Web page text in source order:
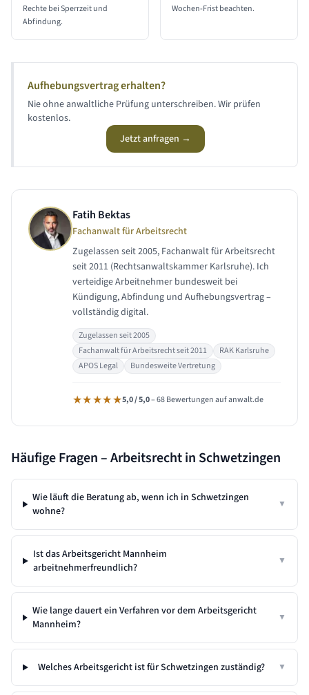
Rechte bei Sperrzeit und
Abfindung.
Wochen-Frist beachten.
Aufhebungsvertrag erhalten?
Nie ohne anwaltliche Prüfung unterschreiben. Wir prüfen
kostenlos.
Jetzt anfragen →
Fatih Bektas
Fachanwalt für Arbeitsrecht
Zugelassen seit 2005, Fachanwalt für Arbeitsrecht
seit 2011 (Rechtsanwaltskammer Karlsruhe). Ich
verteidige Arbeitnehmer bundesweit bei
Kündigung, Abfindung und Aufhebungsvertrag –
vollständig digital.
Zugelassen seit 2005
Fachanwalt für Arbeitsrecht seit 2011
RAK Karlsruhe
APOS Legal
Bundesweite Vertretung
★★★★★5,0 / 5,0– 68 Bewertungen auf anwalt.de
Häufige Fragen – Arbeitsrecht in Schwetzingen
Wie läuft die Beratung ab, wenn ich in Schwetzingen
wohne?
▼
Ist das Arbeitsgericht Mannheim
arbeitnehmerfreundlich?
▼
Wie lange dauert ein Verfahren vor dem Arbeitsgericht
Mannheim?
▼
Welches Arbeitsgericht ist für Schwetzingen zuständig? ▼